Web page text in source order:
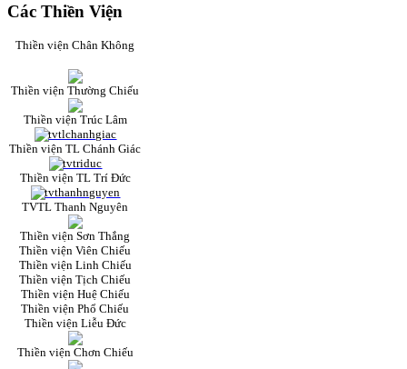
Các Thiền Viện
Thiền viện Chân Không
Thiền viện Thường Chiếu
Thiền viện Trúc Lâm
Thiền viện TL Chánh Giác
Thiền viện TL Trí Đức
TVTL Thanh Nguyên
Thiền viện Sơn Thắng
Thiền viện Viên Chiếu
Thiền viện Linh Chiếu
Thiền viện Tịch Chiếu
Thiền viện Huệ Chiếu
Thiền viện Phổ Chiếu
Thiền viện Liễu Đức
Thiền viện Chơn Chiếu